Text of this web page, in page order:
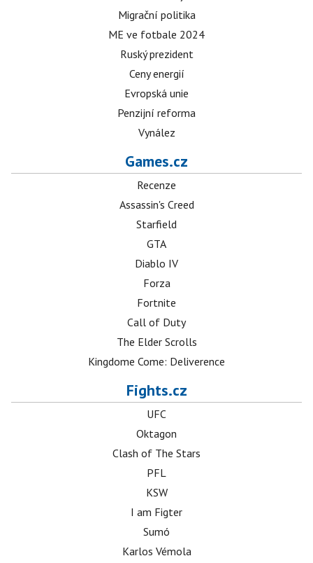
Migrační politika
ME ve fotbale 2024
Ruský prezident
Ceny energií
Evropská unie
Penzijní reforma
Vynález
Games.cz
Recenze
Assassin's Creed
Starfield
GTA
Diablo IV
Forza
Fortnite
Call of Duty
The Elder Scrolls
Kingdome Come: Deliverence
Fights.cz
UFC
Oktagon
Clash of The Stars
PFL
KSW
I am Figter
Sumó
Karlos Vémola